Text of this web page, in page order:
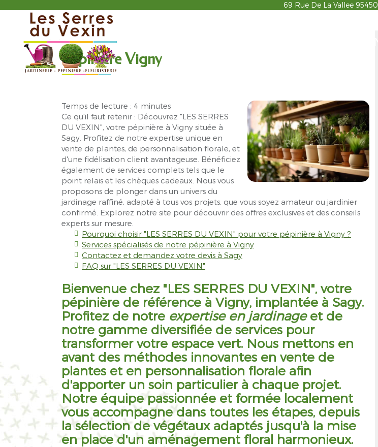
69 Rue De La Vallee 95450
Pépinière Vigny
Temps de lecture : 4 minutes
Ce qu'il faut retenir : Découvrez "LES SERRES
DU VEXIN", votre pépinière à Vigny située à
Sagy. Profitez de notre expertise unique en
vente de plantes, de personnalisation florale, et
d'une fidélisation client avantageuse. Bénéficiez
également de services complets tels que le
point relais et les chèques cadeaux. Nous vous
proposons de plonger dans un univers du
jardinage raffiné, adapté à tous vos projets, que vous soyez amateur ou jardinier
confirmé. Explorez notre site pour découvrir des offres exclusives et des conseils
experts sur mesure.
Pourquoi choisir "LES SERRES DU VEXIN" pour votre pépinière à Vigny ?
Services spécialisés de notre pépinière à Vigny
Contactez et demandez votre devis à Sagy
FAQ sur "LES SERRES DU VEXIN"
Bienvenue chez "LES SERRES DU VEXIN", votre
pépinière de référence à Vigny, implantée à Sagy.
Profitez de notre expertise en jardinageet de
notre gamme diversifiée de services pour
transformer votre espace vert. Nous mettons en
avant des méthodes innovantes en vente de
plantes et en personnalisation florale afin
d'apporter un soin particulier à chaque projet.
Notre équipe passionnée et formée localement
vous accompagne dans toutes les étapes, depuis
la sélection de végétaux adaptés jusqu'à la mise
en place d'un aménagement floral harmonieux.